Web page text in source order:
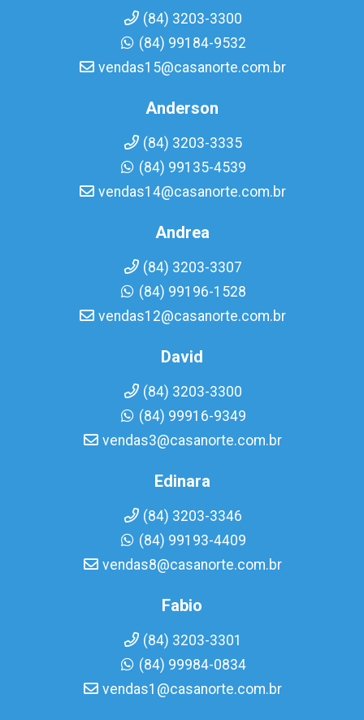
(84) 3203-3300
(84) 99184-9532
vendas15@casanorte.com.br
Anderson
(84) 3203-3335
(84) 99135-4539
vendas14@casanorte.com.br
Andrea
(84) 3203-3307
(84) 99196-1528
vendas12@casanorte.com.br
David
(84) 3203-3300
(84) 99916-9349
vendas3@casanorte.com.br
Edinara
(84) 3203-3346
(84) 99193-4409
vendas8@casanorte.com.br
Fabio
(84) 3203-3301
(84) 99984-0834
vendas1@casanorte.com.br